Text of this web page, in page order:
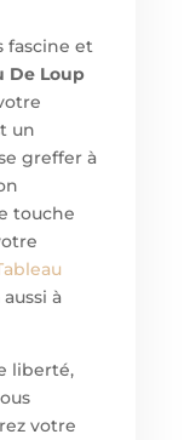
fascine et
De Loup
un
greffer à
touche
à
liberté,
votre